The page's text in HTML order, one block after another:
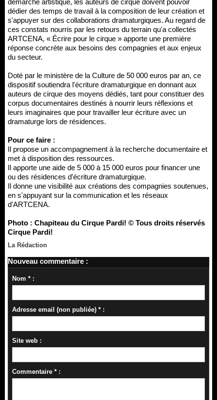
démarche artistique, les auteurs de cirque doivent pouvoir
dédier des temps de travail à la composition de leur création et
s'appuyer sur des collaborations dramaturgiques. Au regard de
ces constats nourris par les retours du terrain qu'a collectés
ARTCENA, « Écrire pour le cirque » apporte une première
réponse concrète aux besoins des compagnies et aux enjeux
du secteur.
Doté par le ministère de la Culture de 50 000 euros par an, ce
dispositif soutiendra l'écriture dramaturgique en donnant aux
auteurs de cirque des moyens dédiés, tant pour constituer des
corpus documentaires destinés à nourrir leurs réflexions et
leurs imaginaires que pour travailler leur écriture avec un
dramaturge lors de résidences.
Pour ce faire :
Il propose un accompagnement à la recherche documentaire et
met à disposition des ressources.
Il apporte une aide de 5 000 à 15 000 euros pour financer une
ou des résidences d'écriture dramaturgique.
Il donne une visibilité aux créations des compagnies soutenues,
en s'appuyant sur la communication et les réseaux
d'ARTCENA.
Photo : Chapiteau du Cirque Pardi! © Tous droits réservés
Cirque Pardi!
La Rédaction
Nouveau commentaire :
Nom * :
Adresse email (non publiée) * :
Site web :
Commentaire * :